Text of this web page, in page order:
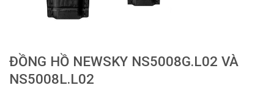
ĐỒNG HỒ NEWSKY NS5008G.L02 VÀ
NS5008L.L02